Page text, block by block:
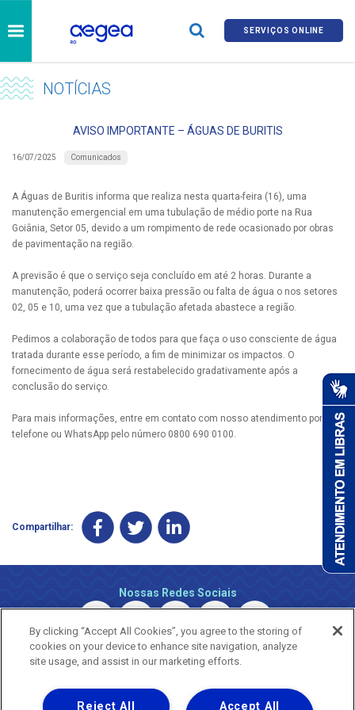
SERVIÇOS ONLINE
NOTÍCIAS
AVISO IMPORTANTE – ÁGUAS DE BURITIS
16/07/2025 Comunicados
A Águas de Buritis informa que realiza nesta quarta-feira (16), uma
manutenção emergencial em uma tubulação de médio porte na Rua
Goiânia, Setor 05, devido a um rompimento de rede ocasionado por obras
de pavimentação na região.
A previsão é que o serviço seja concluído em até 2 horas. Durante a
manutenção, poderá ocorrer baixa pressão ou falta de água o nos setores
02, 05 e 10, uma vez que a tubulação afetada abastece a região.
Pedimos a colaboração de todos para que faça o uso consciente de água
tratada durante esse período, a fim de minimizar os impactos. O
fornecimento de água será restabelecido gradativamente após a
conclusão do serviço.
Para mais informações, entre em contato com nosso atendimento por
telefone ou WhatsApp pelo número 0800 690 0100.
Compartilhar:
Nossas Redes Sociais
By clicking “Accept All Cookies”, you agree to the storing of
cookies on your device to enhance site navigation, analyze
site usage, and assist in our marketing efforts.
Accept All
Reject All